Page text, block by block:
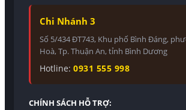
Chi Nhánh 3
Số 5/434 ĐT743, Khu phố Bình Đáng,
Hoà, Tp. Thuận An, tỉnh Bình Dương
Hotline: 0931 555 998
CHÍNH SÁCH HỖ TRỢ: